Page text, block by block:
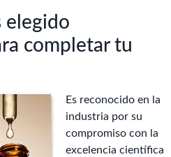
elegido
completar tu
Es reconocido en la
industria por su
compromiso con la
excelencia científica